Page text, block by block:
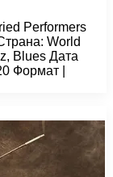
Performers
World
Blues Дата
Формат |